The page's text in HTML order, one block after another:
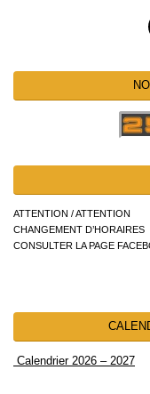
ATTENTION / ATTENTION
CHANGEMENT D’HORAIRES
CONSULTER LA PAGE
Calendrier 2026 – 2027